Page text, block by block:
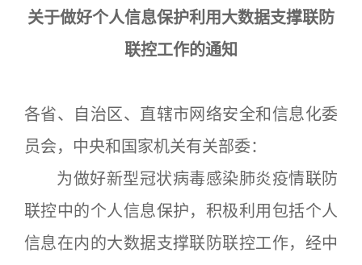
关于做好个人信息保护利用大数据支撑联防
联控工作的通知
各省、自治区、直辖市网络安全和信息化委
员会，中央和国家机关有关部委：
为做好新型冠状病毒感染肺炎疫情联防
联控中的个人信息保护，积极利用包括个人
信息在内的大数据支撑联防联控工作，经中